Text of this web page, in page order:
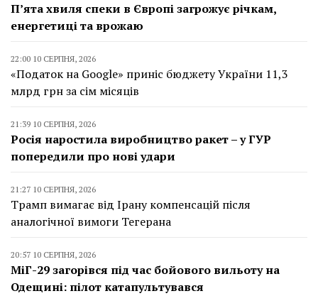
П’ята хвиля спеки в Європі загрожує річкам,
енергетиці та врожаю
22:00 10 СЕРПНЯ, 2026
«Податок на Google» приніс бюджету України 11,3
млрд грн за сім місяців
21:39 10 СЕРПНЯ, 2026
Росія наростила виробництво ракет – у ГУР
попередили про нові удари
21:27 10 СЕРПНЯ, 2026
Трамп вимагає від Ірану компенсацій після
аналогічної вимоги Тегерана
20:57 10 СЕРПНЯ, 2026
МіГ-29 загорівся під час бойового вильоту на
Одещині: пілот катапультувався